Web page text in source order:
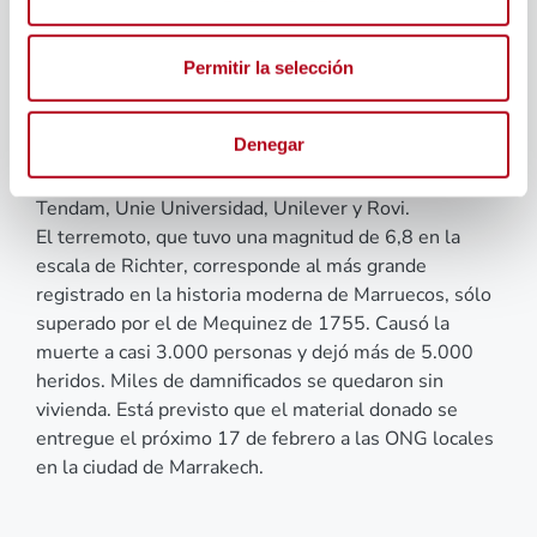
Permitir la selección
Denegar
Empresas colaboradoras con el Grupo Social ONCE
realizaron donación de material en función de las
necesidades requeridas por las organizaciones
sociales locales. Entre las empresas que han
participado figuran Alain Afflelou, Fundación Cepsa,
Delaviuda, Enaire, Huercasa, Iberdrola, Pelayo,
Tendam, Unie Universidad, Unilever y Rovi.
El terremoto, que tuvo una magnitud de 6,8 en la
escala de Richter, corresponde al más grande
registrado en la historia moderna de Marruecos, sólo
superado por el de Mequinez de 1755. Causó la
muerte a casi 3.000 personas y dejó más de 5.000
heridos. Miles de damnificados se quedaron sin
vivienda. Está previsto que el material donado se
entregue el próximo 17 de febrero a las ONG locales
en la ciudad de Marrakech.